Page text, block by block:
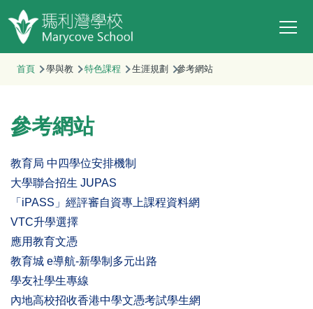
移至主內容
首頁 學與教 特色課程 生涯規劃 參考網站
參考網站
教育局 中四學位安排機制
大學聯合招生 JUPAS
「iPASS」經評審自資專上課程資料網
VTC升學選擇
應用教育文憑
教育城 e導航-新學制多元出路
學友社學生專線
內地高校招收香港中學文憑考試學生網